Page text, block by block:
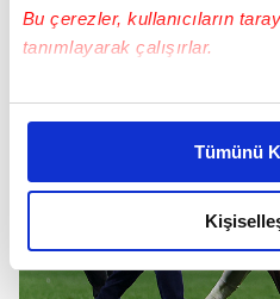
Bu çerezler, kullanıcıların
tanımlayarak çalışırlar.
Bu çerezlere izin vermeniz
daha iyi reklam deneyimi
amacımızın size daha iyi bir
olduğunu ve sizlere en iyi
elimizden gelen çabayı
reklamların maliyetlerimizi
Tümünü